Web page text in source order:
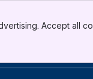
Accept all